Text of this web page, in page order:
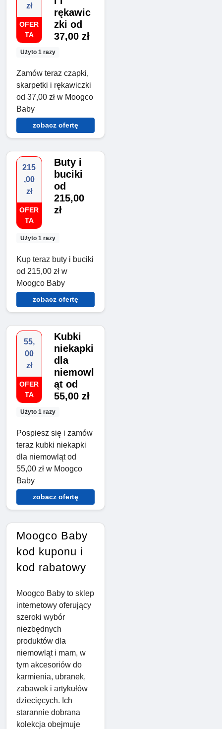
zł
OFER
TA
Użyto 1 razy
rękawic
zki od
37,00 zł
Zamów teraz czapki,
skarpetki i rękawiczki
od 37,00 zł w Moogco
Baby
zobacz ofertę
215
,00
zł
OFER
TA
Użyto 1 razy
Buty i
buciki
od
215,00
zł
Kup teraz buty i buciki
od 215,00 zł w
Moogco Baby
zobacz ofertę
55,
00
zł
OFER
TA
Użyto 1 razy
Kubki
niekapki
dla
niemowl
ąt od
55,00 zł
Pospiesz się i zamów
teraz kubki niekapki
dla niemowląt od
55,00 zł w Moogco
Baby
zobacz ofertę
Moogco Baby
kod kuponu i
kod rabatowy
Moogco Baby to sklep
internetowy oferujący
szeroki wybór
niezbędnych
produktów dla
niemowląt i mam, w
tym akcesoriów do
karmienia, ubranek,
zabawek i artykułów
dziecięcych. Ich
starannie dobrana
kolekcja obejmuje